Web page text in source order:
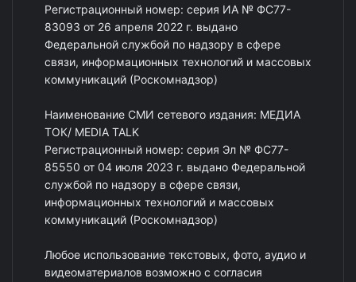
Регистрационный номер: серия ИА № ФС77-
83093 от 26 апреля 2022 г. выдано
Федеральной службой по надзору в сфере
связи, информационных технологий и массовых
коммуникаций (Роскомнадзор)
Наименование СМИ сетевого издания: МЕДИА
ТОК/ MEDIA TALK
Регистрационный номер: серия Эл № ФС77-
85550 от 04 июля 2023 г. выдано Федеральной
службой по надзору в сфере связи,
информационных технологий и массовых
коммуникаций (Роскомнадзор)
Любое использование текстовых, фото, аудио и
видеоматериалов возможно с согласия